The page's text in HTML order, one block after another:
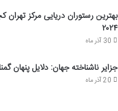
بهترین رستوران دریایی مرکز
۲۰۲۴
30 آذر ماه
جزایر ناشناخته جهان: دلایل پنهان
20 آذر ماه